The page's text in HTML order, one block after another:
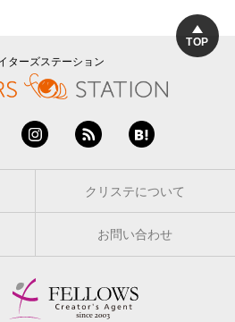
TOP
ターズステーション
クリステについて
お問い合わせ